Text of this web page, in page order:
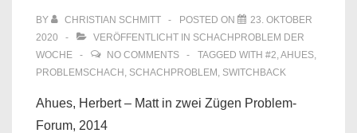
BY CHRISTIAN SCHMITT POSTED ON
23. OKTOBER
2020
VERÖFFENTLICHT IN SCHACHPROBLEM DER
WOCHE
NO COMMENTS TAGGED WITH #2,AHUES,
PROBLEMSCHACH , SCHACHPROBLEM , SWITCHBACK
Ahues, Herbert – Matt in zwei Zügen Problem-
Forum, 2014